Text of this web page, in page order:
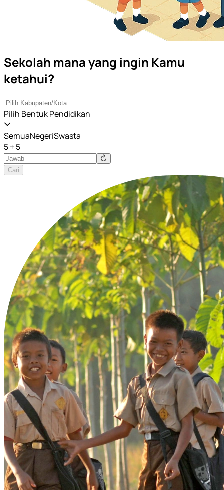
Sekolah mana yang ingin Kamu
ketahui?
Pilih Bentuk Pendidikan
SemuaNegeriSwasta
5 + 5
Cari